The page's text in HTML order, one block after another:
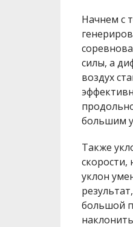
Начнем с
силы, а
воздух
большим
Также
уклон
большой